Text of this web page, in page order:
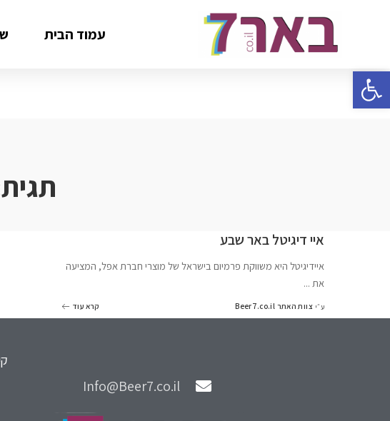
פתח סרגל נגישות
עמוד הבית
איי דיגיטל באר שבע
איידיגיטל היא משווקת פרמיום בישראל של מוצרי חברת אפל, המציעה
את ...
ע״י צוות האתר Beer7.co.il קרא עוד
Info@Beer7.co.il